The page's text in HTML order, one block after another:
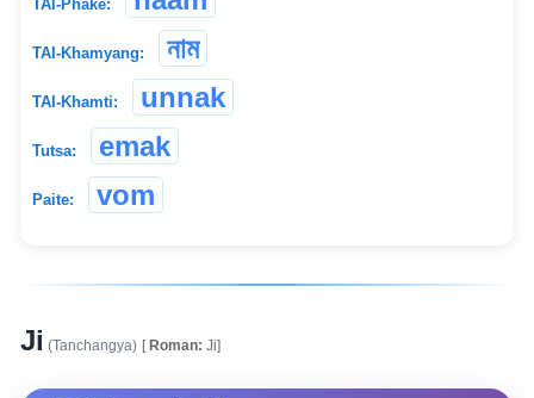
TAI-Phake:
TAI-Khamyang: নাম
TAI-Khamti: unnak
Tutsa: emak
Paite: vom
Ji (Tanchangya) [Roman: Ji]